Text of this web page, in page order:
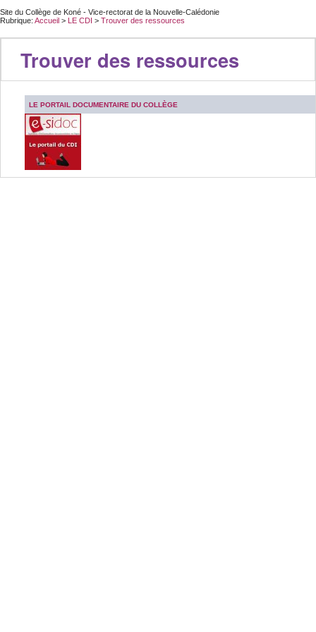
Site du Collège de Koné - Vice-rectorat de la Nouvelle-Calédonie
Rubrique: Accueil > LE CDI > Trouver des ressources
Trouver des ressources
LE PORTAIL DOCUMENTAIRE DU COLLÈGE